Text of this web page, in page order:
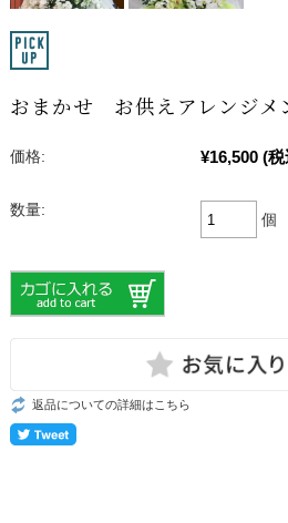
おまかせ お供えアレンジ
価格: ¥16,500 (税
数量:
個
返品についての詳細はこちら